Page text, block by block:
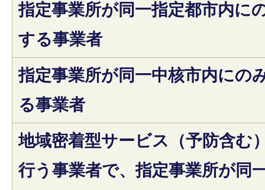
指定事業所が同一指定都市内に
する事業者
指定事業所が同一中核市内にの
る事業者
地域密着型サービス（予防含む
行う事業者で、指定事業所が同